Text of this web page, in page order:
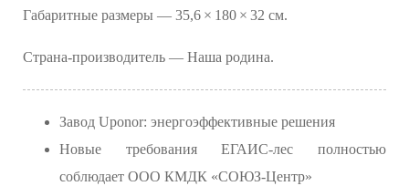
Габаритные размеры — 35,6 × 180 × 32 см.
Страна-производитель — Наша родина.
Завод Uponor: энергоэффективные решения
Новые требования ЕГАИС-лес полностью
соблюдает ООО КМДК «СОЮЗ-Центр»